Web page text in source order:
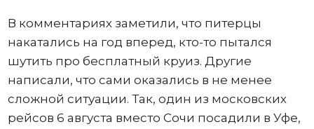
В комментариях заметили, что питерцы
накатались на год вперед, кто-то пытался
шутить про бесплатный круиз. Другие
написали, что сами оказались в не менее
сложной ситуации. Так, один из московских
рейсов 6 августа вместо Сочи посадили в Уфе,